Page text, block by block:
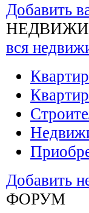
Добавить
вся
Добавить
ФОРУМ